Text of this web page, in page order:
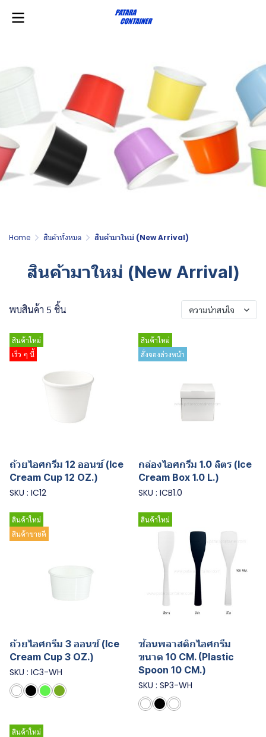
Home สินค้าทั้งหมด สินค้ามาใหม่ (New Arrival)
สินค้ามาใหม่ (New Arrival)
พบสินค้า 5 ชิ้น ความน่าสนใจ
สินค้าใหม่
เร็ว ๆ นี้
ถ้วยไอศกรีม 12 ออนซ์ (Ice
Cream Cup 12 OZ.)
SKU : IC12
สินค้าใหม่
สั่งจองล่วงหน้า
กล่องไอศกรีม 1.0 ลิตร (Ice
Cream Box 1.0 L.)
SKU : ICB1.0
สินค้าใหม่
สินค้าขายดี
ถ้วยไอศกรีม 3 ออนซ์ (Ice
Cream Cup 3 OZ.)
SKU : IC3-WH
สินค้าใหม่
ช้อนพลาสติกไอศกรีม
ขนาด 10 CM. (Plastic
Spoon 10 CM.)
SKU : SP3-WH
สินค้าใหม่